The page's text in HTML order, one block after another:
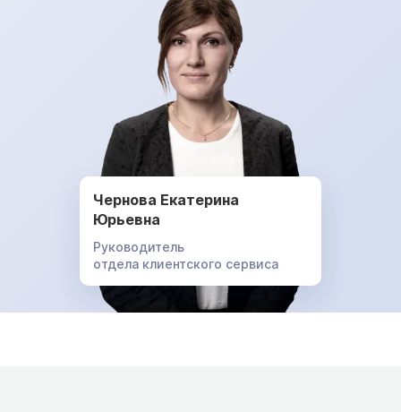
Чернова Екатерина
Юрьевна
Руководитель
отдела клиентского сервиса